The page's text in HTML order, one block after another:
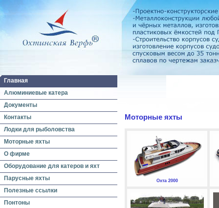
Главная
Алюминиевые катера
Документы
Контакты
Лодки для рыболовства
Моторные яхты
О фирме
Оборудование для катеров и яхт
Парусные яхты
Полезные ссылки
Понтоны
Моторные яхты
Охта 2000